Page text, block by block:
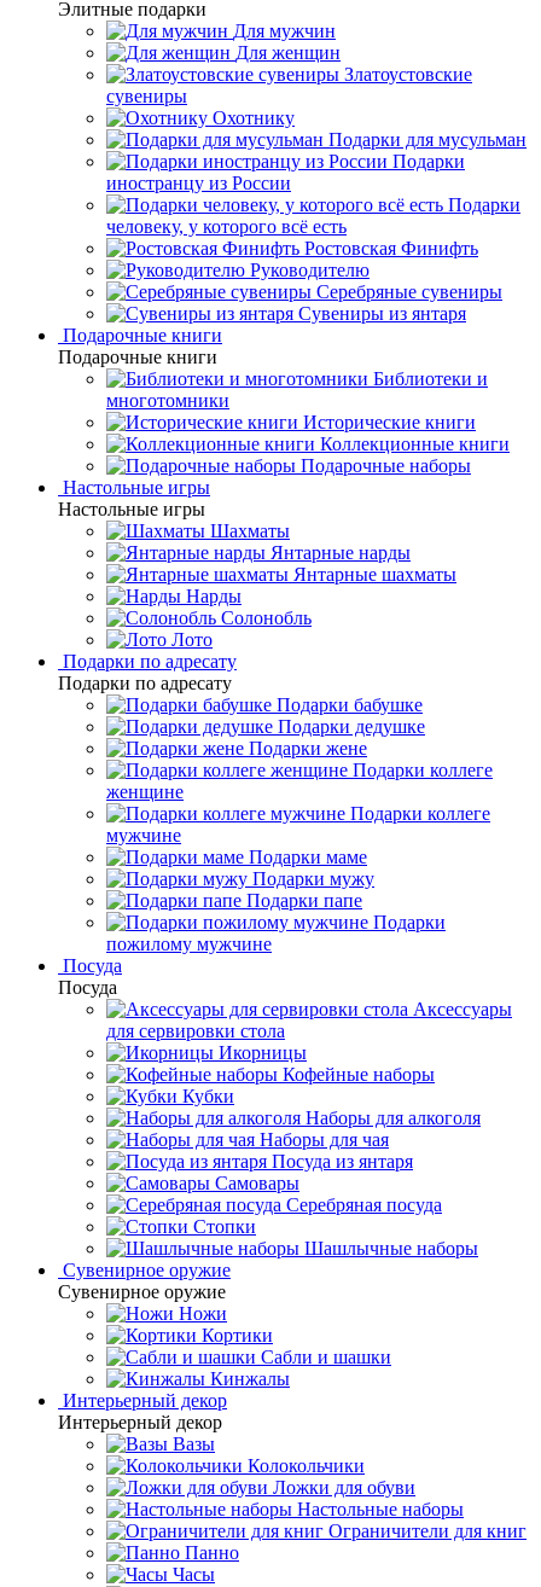
Элитные подарки
Для мужчин
Для женщин
Златоустовские
сувениры
Охотнику
Подарки для мусульман
Подарки
иностранцу из России
Подарки
человеку, у которого всё есть
Ростовская Финифть
Руководителю
Серебряные сувениры
Сувениры из янтаря
Подарочные книги
Подарочные книги
Библиотеки и
многотомники
Исторические книги
Коллекционные книги
Подарочные наборы
Настольные игры
Настольные игры
Шахматы
Янтарные нарды
Янтарные шахматы
Нарды
Солонобль
Лото
Подарки по адресату
Подарки по адресату
Подарки бабушке
Подарки дедушке
Подарки жене
Подарки коллеге
женщине
Подарки коллеге
мужчине
Подарки маме
Подарки мужу
Подарки папе
Подарки
пожилому мужчине
Посуда
Посуда
Аксессуары
для сервировки стола
Икорницы
Кофейные наборы
Кубки
Наборы для алкоголя
Наборы для чая
Посуда из янтаря
Самовары
Серебряная посуда
Стопки
Шашлычные наборы
Сувенирное оружие
Сувенирное оружие
Ножи
Кортики
Сабли и шашки
Кинжалы
Интерьерный декор
Интерьерный декор
Вазы
Колокольчики
Ложки для обуви
Настольные наборы
Ограничители для книг
Панно
Часы